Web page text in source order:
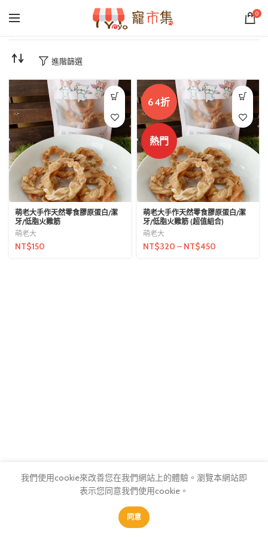
0
進階篩選
萌老大手作天然零食膠原蛋白/潔
牙/低脂火雞筋
萌老大
NT$150
64折
熱門
萌老大手作天然零食膠原蛋白/潔
牙/低脂火雞筋 (超值組合)
萌老大
NT$320 – NT$450
我的最愛
我們使用cookie來改善您在我們網站上的體驗。 瀏覽本網站即
表示您同意我們使用cookie。
同意